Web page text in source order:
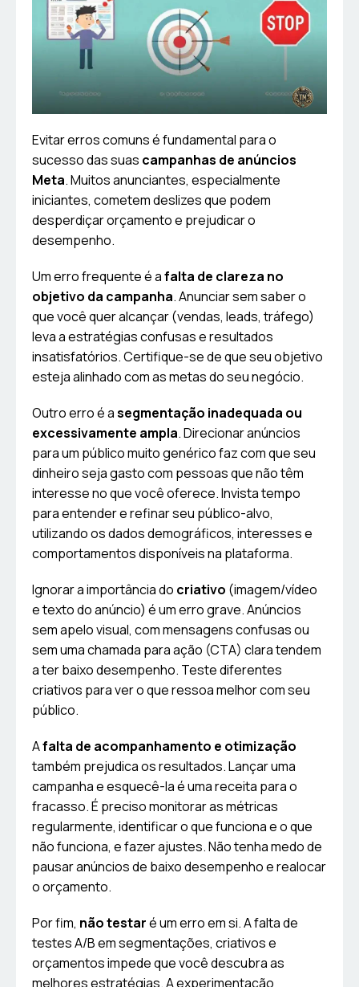
Evitar erros comuns é fundamental para o
sucesso das suas campanhas de anúncios
Meta. Muitos anunciantes, especialmente
iniciantes, cometem deslizes que podem
desperdiçar orçamento e prejudicar o
desempenho.
Um erro frequente é afalta de clareza no
objetivo da campanha. Anunciar sem saber o
que você quer alcançar (vendas, leads, tráfego)
leva a estratégias confusas e resultados
insatisfatórios. Certifique-se de que seu objetivo
esteja alinhado com as metas do seu negócio.
Outro erro é asegmentação inadequada ou
excessivamente ampla. Direcionar anúncios
para um público muito genérico faz com que seu
dinheiro seja gasto com pessoas que não têm
interesse no que você oferece. Invista tempo
para entender e refinar seu público-alvo,
utilizando os dados demográficos, interesses e
comportamentos disponíveis na plataforma.
Ignorar a importância do criativo (imagem/vídeo
e texto do anúncio) é um erro grave. Anúncios
sem apelo visual, com mensagens confusas ou
sem uma chamada para ação (CTA) clara tendem
a ter baixo desempenho. Teste diferentes
criativos para ver o que ressoa melhor com seu
público.
Afalta de acompanhamento e otimização
também prejudica os resultados. Lançar uma
campanha e esquecê-la é uma receita para o
fracasso. É preciso monitorar as métricas
regularmente, identificar o que funciona e o que
não funciona, e fazer ajustes. Não tenha medo de
pausar anúncios de baixo desempenho e realocar
o orçamento.
Por fim, não testaré um erro em si. A falta de
testes A/B em segmentações, criativos e
orçamentos impede que você descubra as
melhores estratégias. A experimentação